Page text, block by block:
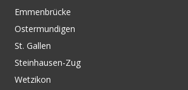
Langarmtrikot Tech Beige
von GORE WEAR
Emmenbrücke
Ostermundigen
St. Gallen
Steinhausen-Zug
Wetzikon